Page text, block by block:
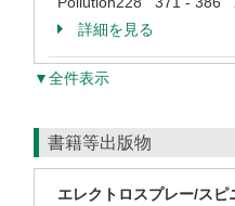
詳細を見る
▼全件表示
書籍等出版物
エレクトロスプレー/ス